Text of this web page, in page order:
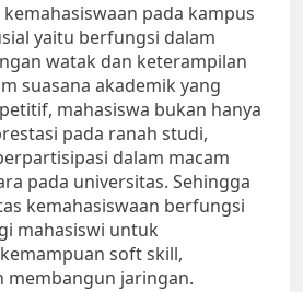
pada kampus
yaitu berfungsi dalam
watak dan keterampilan
suasana akademik yang
mahasiswa bukan hanya
pada ranah studi,
dalam macam
pada universitas. Sehingga
kemahasiswaan berfungsi
mahasiswi untuk
soft skill,
membangun jaringan.